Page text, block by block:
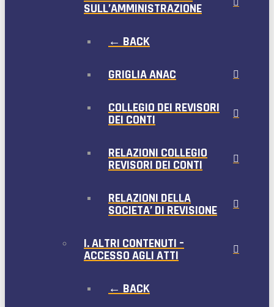
SULL’AMMINISTRAZIONE
← BACK
GRIGLIA ANAC
COLLEGIO DEI REVISORI
DEI CONTI
RELAZIONI COLLEGIO
REVISORI DEI CONTI
RELAZIONI DELLA
SOCIETA’ DI REVISIONE
I. ALTRI CONTENUTI –
ACCESSO AGLI ATTI
← BACK